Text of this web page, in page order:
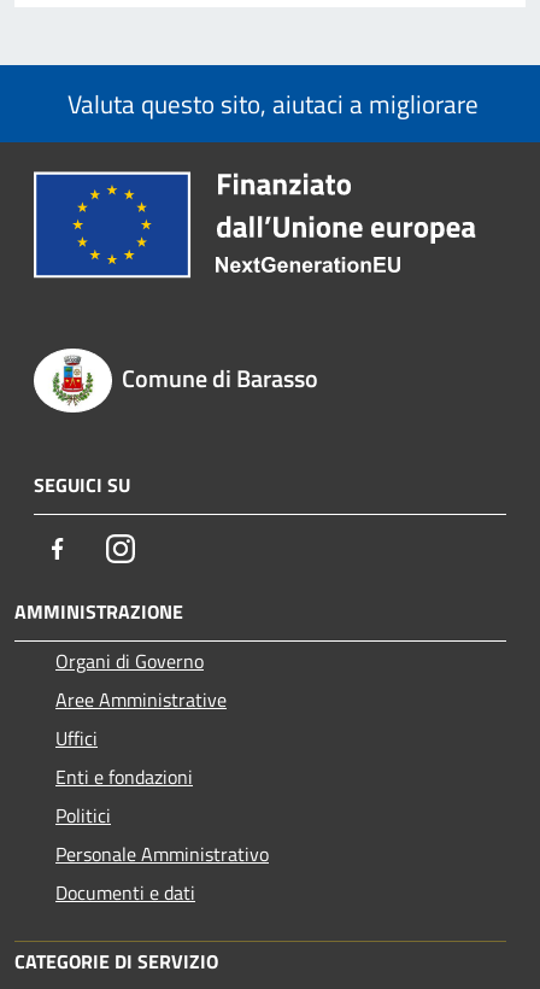
Valuta questo sito, aiutaci a migliorare
Comune di Barasso
SEGUICI SU
FacebookInstagram
AMMINISTRAZIONE
Organi di Governo
Aree Amministrative
Uffici
Enti e fondazioni
Politici
Personale Amministrativo
Documenti e dati
CATEGORIE DI SERVIZIO